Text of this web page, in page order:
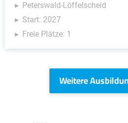
Peterswald-Löffelscheid
Start: 2027
Freie Plätze: 1
Weitere